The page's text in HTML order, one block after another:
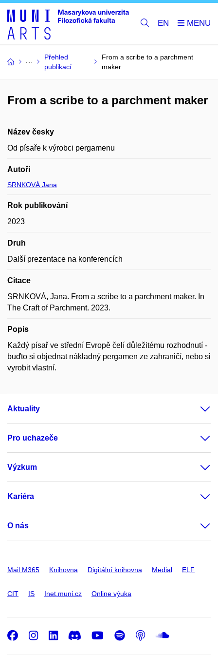
EN
Přehled
publikací
From a scribe to a parchment
maker
From a scribe to a parchment maker
Název česky
Od písaře k výrobci pergamenu
Autoři
SRNKOVÁ Jana
Rok publikování
2023
Druh
Další prezentace na konferencích
Citace
SRNKOVÁ, Jana. From a scribe to a parchment maker. In
The Craft of Parchment. 2023.
Popis
Každý písař ve střední Evropě čelí důležitému rozhodnutí -
buďto si objednat nákladný pergamen ze zahraničí, nebo si
vyrobit vlastní.
Aktuality
Pro uchazeče
Výzkum
Kariéra
O nás
Mail M365 Knihovna Digitální knihovna Medial ELF
CIT IS Inet.muni.cz Online výuka
Facebook
Instagram
LinkedIn
DiscordYoutube
Spotify
Podcast